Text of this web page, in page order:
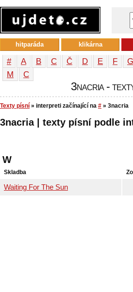
# A B C Č D E F G
М
С
3nacria -
Texty písní » interpreti začínající na # » 3nacria
3nacria | texty písní podle
W
Skladba
Waiting For The Sun
hitparáda klikárna